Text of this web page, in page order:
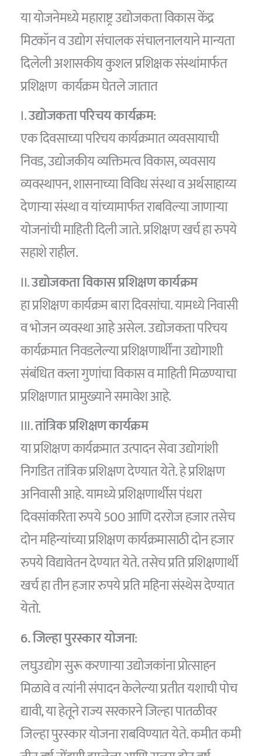
या योजनेमध्ये महाराष्ट्र उद्योजकता विकास केंद्र
मिटकॉन व उद्योग संचालक संचालनालयाने मान्यता
दिलेली अशासकीय कुशल प्रशिक्षक संस्थांमार्फत
प्रशिक्षण कार्यक्रम घेतले जातात
I.उद्योजकता परिचय कार्यक्रम:
एक दिवसाच्या परिचय कार्यक्रमात व्यवसायाची
निवड, उद्योजकीय व्यक्तिमत्व विकास, व्यवसाय
व्यवस्थापन, शासनाच्या विविध संस्था व अर्थसाहाय्य
देणाऱ्या संस्था व यांच्यामार्फत राबविल्या जाणाऱ्या
योजनांची माहिती दिली जाते. प्रशिक्षण खर्च हा रुपये
सहाशे राहील.
II.उद्योजकता विकास प्रशिक्षण कार्यक्रम
हा प्रशिक्षण कार्यक्रम बारा दिवसांचा. यामध्ये निवासी
व भोजन व्यवस्था आहे असेल. उद्योजकता परिचय
कार्यक्रमात निवडलेल्या प्रशिक्षणार्थींना उद्योगाशी
संबंधित कला गुणांचा विकास व माहिती मिळण्याचा
प्रशिक्षणात प्रामुख्याने समावेश आहे.
III.तांत्रिक प्रशिक्षण कार्यक्रम
या प्रशिक्षण कार्यक्रमात उत्पादन सेवा उद्योगांशी
निगडित तांत्रिक प्रशिक्षण देण्यात येते. हे प्रशिक्षण
अनिवासी आहे. यामध्ये प्रशिक्षणार्थीस पंधरा
दिवसांकरिता रुपये 500 आणि दररोज हजार तसेच
दोन महिन्यांच्या प्रशिक्षण कार्यक्रमासाठी दोन हजार
रुपये विद्यावेतन देण्यात येते. तसेच प्रति प्रशिक्षणार्थी
खर्च हा तीन हजार रुपये प्रति महिना संस्थेस देण्यात
येतो.
6. जिल्हा पुरस्कार योजना:
लघुउद्योग सुरू करणाऱ्या उद्योजकांना प्रोत्साहन
मिळावे व त्यांनी संपादन केलेल्या प्रतीत यशाची पोच
द्यावी, या हेतूने राज्य सरकारने जिल्हा पातळीवर
जिल्हा पुरस्कार योजना राबविण्यात येते. कमीत कमी